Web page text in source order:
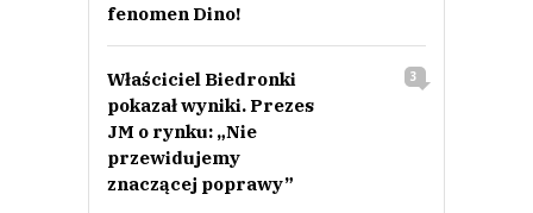
fenomen Dino!
Właściciel Biedronki
pokazał wyniki. Prezes
JM o rynku: „Nie
przewidujemy
znaczącej poprawy”
3